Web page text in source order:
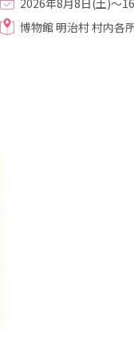
博物館 明治村 村内各